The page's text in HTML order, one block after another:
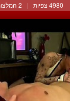
4980 צפיות | 2 המלצות